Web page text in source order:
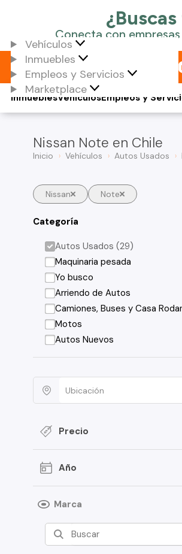
Vehículos
Inmuebles
Empleos y Servicios
Marketplace
Vehículos
Inmuebles Empleos y
Nissan Note en Chile
Inicio Vehículos Autos Usados
Nissan Note
Categoría
Autos Usados (29)
Maquinaria pesada
Yo busco
Arriendo de Autos
Camiones, Buses y Casa
Motos
Autos Nuevos
Precio
Año
Marca